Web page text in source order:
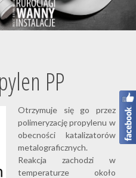
PP
Otrzymuje się go przez
polimeryzację propylenu w
obecności katalizatorów
metalograficznych.
Reakcja zachodzi w
temperaturze około